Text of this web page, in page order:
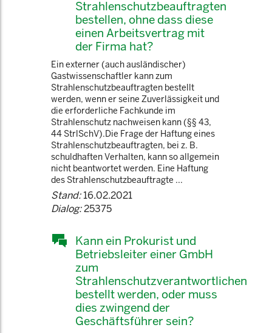
Strahlenschutzbeauftragten
bestellen, ohne dass diese
einen Arbeitsvertrag mit
der Firma hat?
Ein externer (auch ausländischer)
Gastwissenschaftler kann zum
Strahlenschutzbeauftragten bestellt
werden, wenn er seine Zuverlässigkeit und
die erforderliche Fachkunde im
Strahlenschutz nachweisen kann (§§ 43,
44 StrlSchV).Die Frage der Haftung eines
Strahlenschutzbeauftragten, bei z. B.
schuldhaften Verhalten, kann so allgemein
nicht beantwortet werden. Eine Haftung
des Strahlenschutzbeauftragte ...
Stand:16.02.2021
Dialog:25375
Kann ein Prokurist und
Betriebsleiter einer GmbH
zum
Strahlenschutzverantwortlichen
bestellt werden, oder muss
dies zwingend der
Geschäftsführer sein?